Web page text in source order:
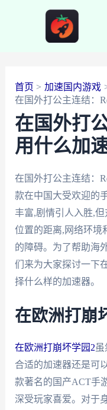
首页
加速国内游戏
在国外打公主连结：
在国外打
用什么加
在国外打公主连结：
款在中国大受欢迎的
丰富,剧情引人入胜,
位置的距离,网络环境
的障碍。为了帮助海
们来为大家探讨一下
择什么样的加速器。
在欧洲打崩
在欧洲打崩坏学园2
合适的加速器还是可
款著名的国产ACT手
深受玩家喜爱。对于